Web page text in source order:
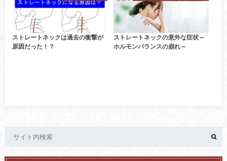
ストレートネックは過去の衝撃が
原因だった！？
ストレートネックの意外な症状～
ホルモンバランスの崩れ～